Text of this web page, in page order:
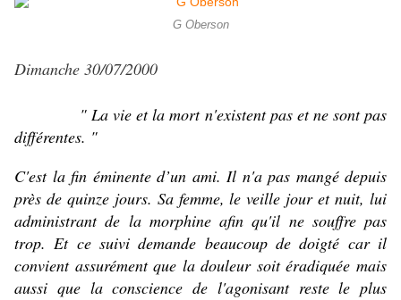
G Oberson
Dimanche 30/07/2000
" La vie et la mort n'existent pas et ne sont pas
différentes. "
C'est la fin éminente d’un ami. Il n'a pas mangé depuis
près de quinze jours. Sa femme, le veille jour et nuit, lui
administrant de la morphine afin qu'il ne souffre pas
trop. Et ce suivi demande beaucoup de doigté car il
convient assurément que la douleur soit éradiquée mais
aussi que la conscience de l'agonisant reste le plus